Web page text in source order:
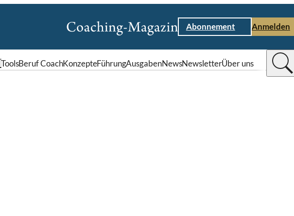
Abonnement Anmelden
ToolsBeruf CoachKonzepteFührungAusgabenNewsNewsletterÜber uns